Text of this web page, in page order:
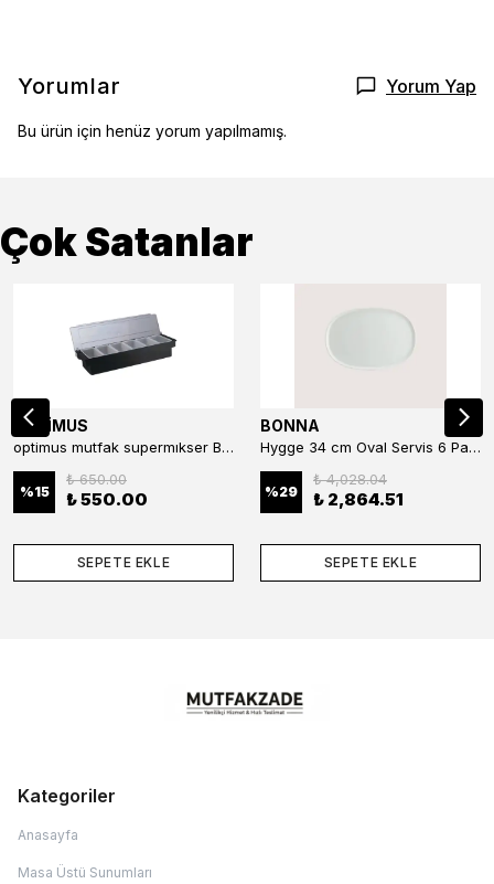
Yorumlar Yorum Yap
Bu ürün için henüz yorum yapılmamış.
Çok Satanlar
OPTİMUS
optimus mutfak supermıkser Bar Konteyner 6'lı 50×16×9 cm Kapaklı Polikarbon Organizer Bar & Kafe
%15
₺ 650.00
₺ 550.00
SEPETE EKLE
BONNA
Hygge 34 cm Oval Servis 6 Parça
%29
₺ 4,028.04
₺ 2,864.51
SEPETE EKLE
Kategoriler
Anasayfa
Masa Üstü Sunumları